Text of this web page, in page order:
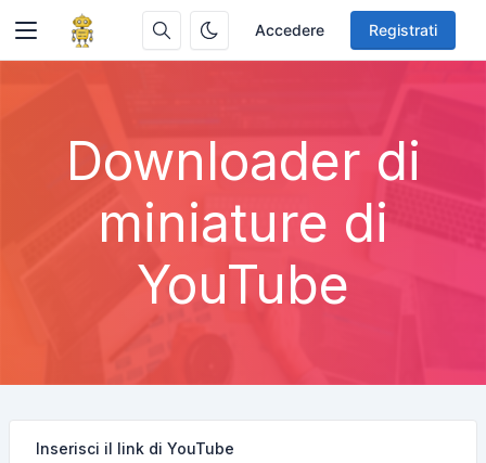
Accedere Registrati
Downloader di
miniature di
YouTube
Inserisci il link di YouTube